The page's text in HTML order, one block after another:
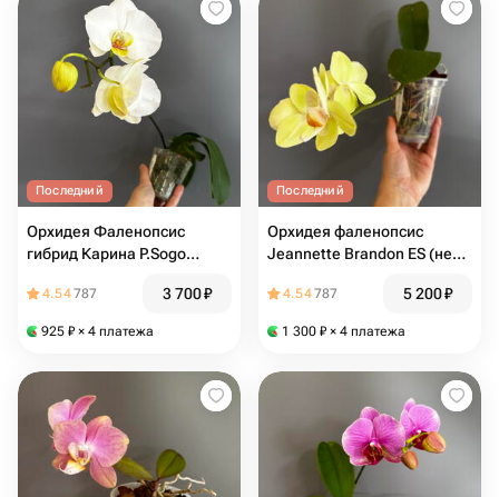
Последний
Орхидея Фаленопсис
гибрид Карина P.Sogo
(Sogo Yukidian x Sin Yuan
4.54787 3 700₽
925 ₽ × 4 платежа
Последний
Орхидея фаленопсис
Jeannette Brandon ES (не
4.54787 5 200₽
1 300 ₽ × 4 платежа